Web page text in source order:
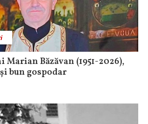
Băzăvan (1951-2026),
bun gospodar